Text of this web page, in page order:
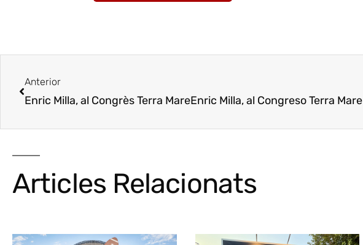
Anterior
Enric Milla, al Congrès Terra MareEnric Milla, al Congreso Terra Mare
Articles Relacionats